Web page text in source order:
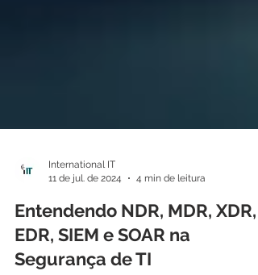
11 de jul. de 2024
4 min de leitura
Entendendo NDR, MDR, XDR,
EDR, SIEM e SOAR na